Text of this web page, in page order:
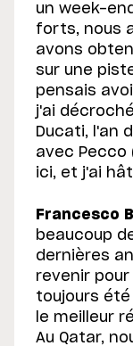
un week-
forts, nous
avons
sur une
pensais
j'ai
Ducati, l'an
avec Pecco
ici, et j'ai
Francesco
beaucoup
dernières
revenir pour
toujours
le meilleur
Au Qatar,